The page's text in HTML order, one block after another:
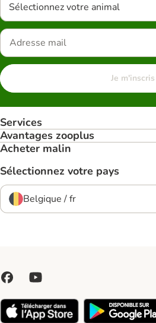
Sélectionnez votre animal
Je m'inscris
Services
Avantages zooplus
Acheter malin
Sélectionnez votre pays
Belgique / fr